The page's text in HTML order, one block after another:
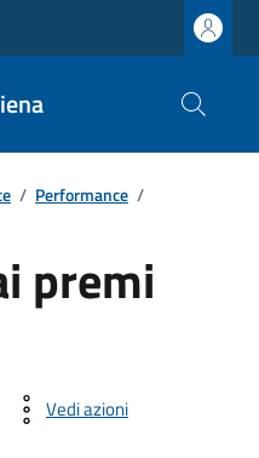
/ Performance /
premi
Vedi azioni